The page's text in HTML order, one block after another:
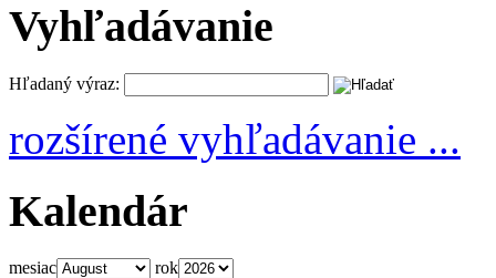
Vyhľadávanie
Hľadaný výraz:
rozšírené vyhľadávanie ...
Kalendár
mesiac rok